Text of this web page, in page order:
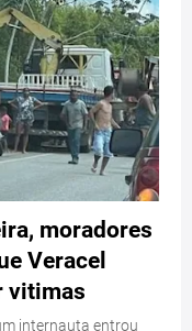
moradores
Veracel
vitimas
internauta entrou